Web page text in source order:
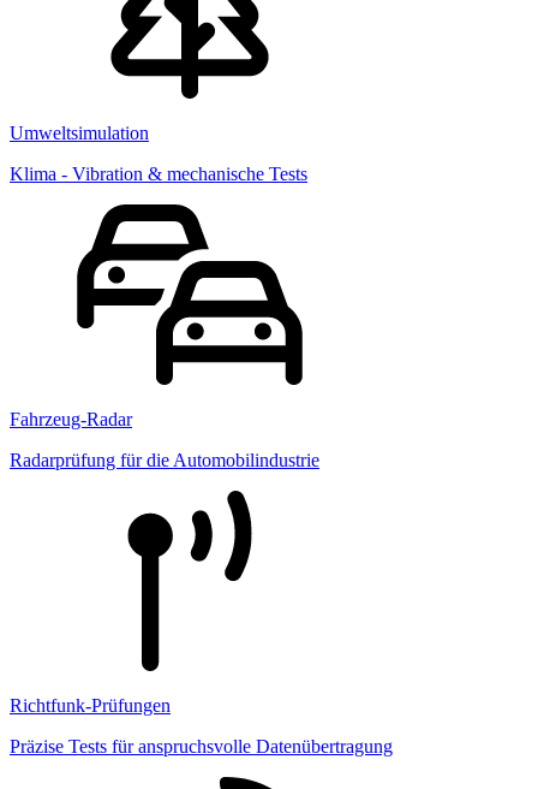
Umweltsimulation
Klima - Vibration & mechanische Tests
Fahrzeug-Radar
Radarprüfung für die Automobilindustrie
Richtfunk-Prüfungen
Präzise Tests für anspruchsvolle Datenübertragung